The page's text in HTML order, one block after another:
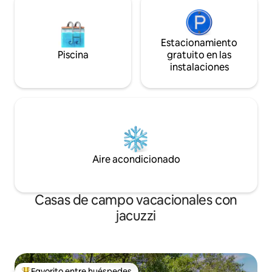
Piscina
Estacionamiento
gratuito en las
instalaciones
Aire acondicionado
Casas de campo vacacionales con
jacuzzi